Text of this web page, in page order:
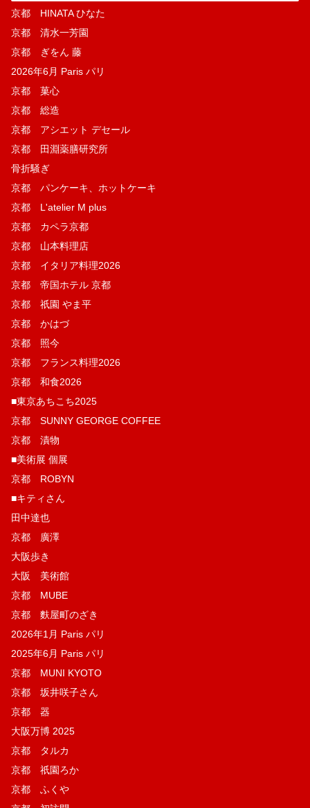
京都 HINATA ひなた
京都 清水一芳園
京都 ぎをん 藤
2026年6月 Paris パリ
京都 菓​心
京都 総造
京都 アシエット デセール
京都 田淵薬膳研究所
骨折騒ぎ
京都 パンケーキ、ホットケーキ
京都 L'atelier M plus
京都 カペラ京都
京都 山本料理店
京都 イタリア料理2026
京都 帝国ホテル 京都
京都 祇園 やま平
京都 かはづ
京都 照今
京都 フランス料理2026
京都 和食2026
■東京あちこち2025
京都 SUNNY GEORGE COFFEE
京都 漬物
■美術展 個展
京都 ROBYN
■キティさん
田中達也
京都 廣澤
大阪歩き
大阪 美術館
京都 MUBE
京都 麩屋町のざき
2026年1月 Paris パリ
2025年6月 Paris パリ
京都 MUNI KYOTO
京都 坂井咲子さん
京都 器
大阪万博 2025
京都 タルカ
京都 祇園ろか
京都 ふくや